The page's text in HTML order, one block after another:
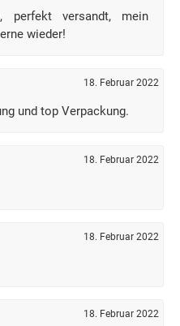
perfekt versandt, mein
wieder!
18. Februar 2022
und top Verpackung.
18. Februar 2022
18. Februar 2022
18. Februar 2022